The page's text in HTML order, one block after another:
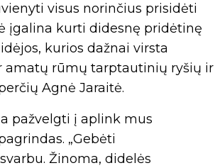
visus norinčius prisidėti
įgalina kurti didesnę pridėtinę
kurios dažnai virsta
amatų rūmų tarptautinių ryšių ir
Agnė Jaraitė.
pažvelgti į aplink mus
„Gebėti
Žinoma, didelės